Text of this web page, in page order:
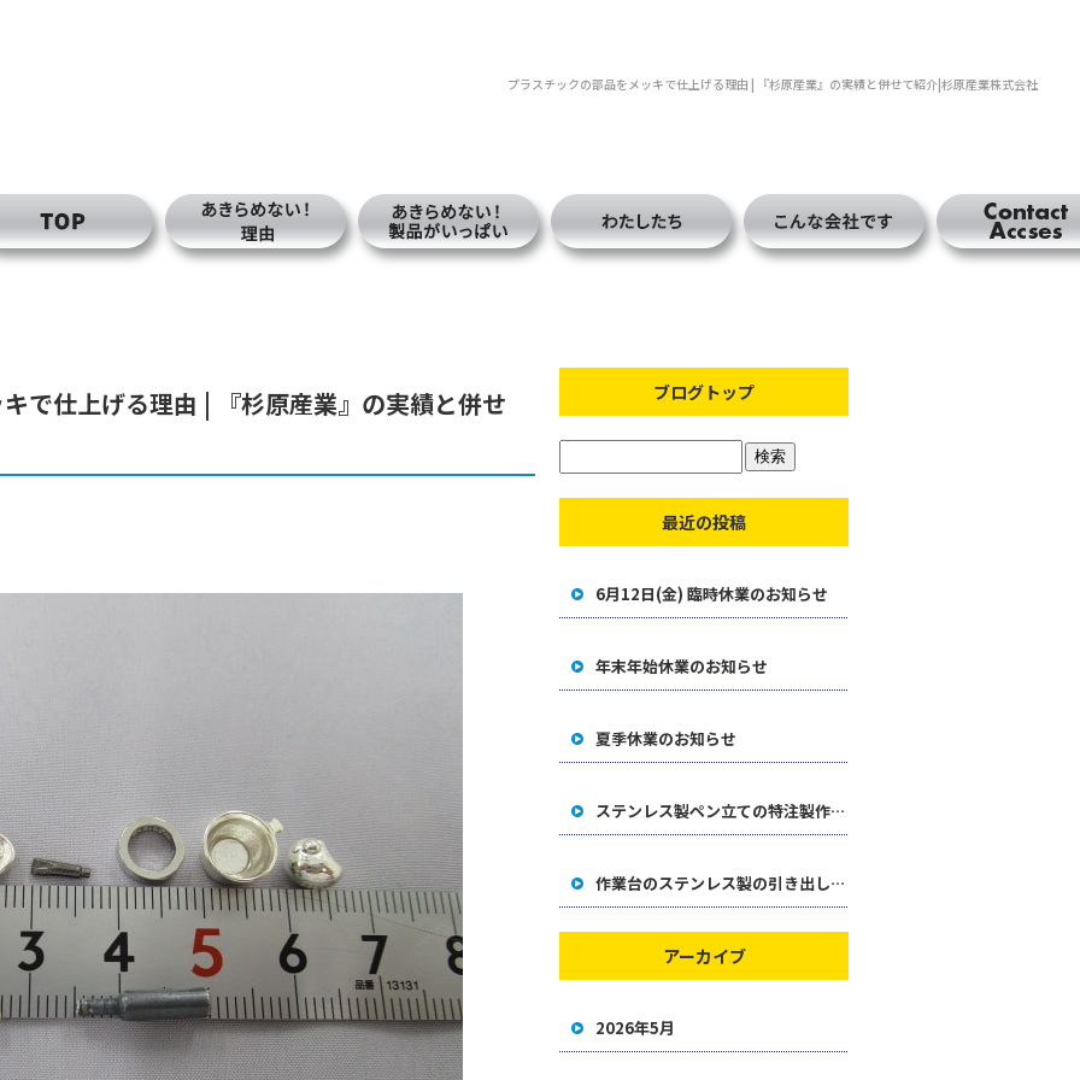
プラスチックの部品をメッキで仕上げる理由 | 『杉原産業』の実績と併せて紹介|杉原産業株式会社
で仕上げる理由 | 『杉原産業』の実績と併せ
ブログトップ
最近の投稿
6月12日(金) 臨時休業のお知らせ
年末年始休業のお知らせ
夏季休業のお知らせ
ステンレス製ペン立ての特注製作事例
作業台のステンレス製の引き出しをオリジナル製作した事例
アーカイブ
2026年5月